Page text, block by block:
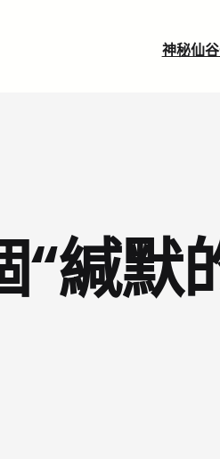
神秘仙
緘默